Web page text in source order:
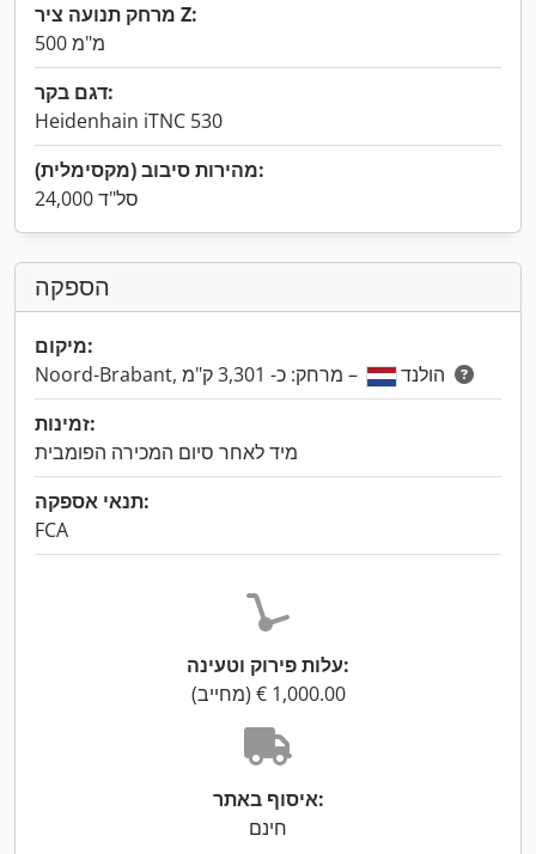
מרחק תנועה ציר Z:
500 מ"מ
דגם בקר:
Heidenhain iTNC 530
מהירות סיבוב (מקסימלית):
24,000 סל"ד
הספקה
מיקום:
Noord-Brabant, הולנד
זמינות:
מיד לאחר סיום המכירה הפומבית
תנאי אספקה:
FCA
עלות פירוק וטעינה:
‏1,000.00 ‏€ (מחייב)
איסוף באתר:
חינם